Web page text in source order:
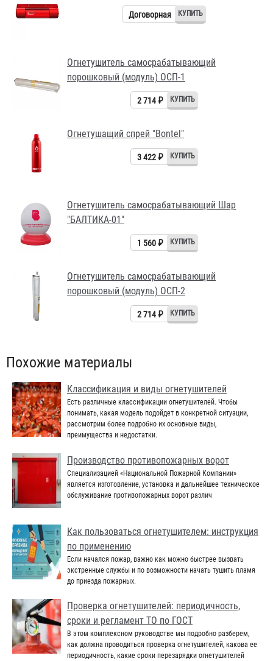
Договорная
Огнетушитель самосрабатывающий
порошковый (модуль) ОСП-1
2 714 ₽
Огнетушащий спрей "Bontel"
3 422 ₽
Огнетушитель самосрабатывающий Шар
"БАЛТИКА-01"
1 560 ₽
Огнетушитель самосрабатывающий
порошковый (модуль) ОСП-2
2 714 ₽
Похожие материалы
Классификация и виды огнетушителей
Есть различные классификации огнетушителей. Чтобы
понимать, какая модель подойдет в конкретной ситуации,
рассмотрим более подробно их основные виды,
преимущества и недостатки.
Производство противопожарных ворот
Специализацией «Национальной Пожарной Компании»
является изготовление, установка и дальнейшее техническое
обслуживание противопожарных ворот различ
Как пользоваться огнетушителем: инструкция
по применению
Если начался пожар, важно как можно быстрее вызвать
экстренные службы и по возможности начать тушить пламя
до приезда пожарных.
Проверка огнетушителей: периодичность,
сроки и регламент ТО по ГОСТ
В этом комплексном руководстве мы подробно разберем,
как должна проводиться проверка огнетушителей, какова ее
периодичность, какие сроки перезарядки огнетушителей